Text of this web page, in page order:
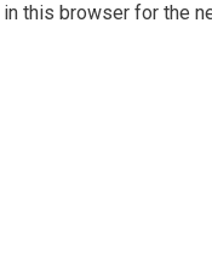
this browser for the